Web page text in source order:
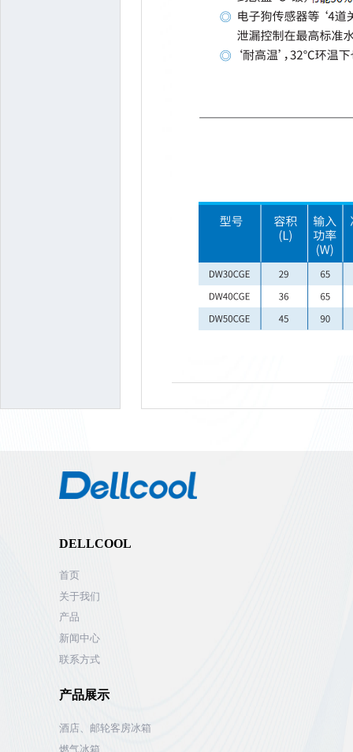
DELLCOOL
首页
关于我们
产品
新闻中心
联系方式
产品展示
酒店、邮轮客房冰箱
燃气冰箱